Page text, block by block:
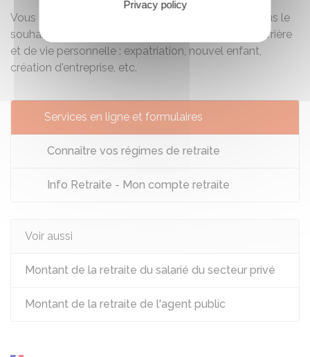
Vous pouvez recommencez autant de fois que vous le
souhaitez en choisissant différents scénarios de carrière
et de vie personnelle : expatriation, nouvel enfant,
création d'entreprise, etc.
Services en ligne et formulaires
Connaître vos régimes de retraite
Info Retraite - Mon compte retraite
Voir aussi
Montant de la retraite du salarié du secteur privé
Montant de la retraite de l'agent public
Privacy policy